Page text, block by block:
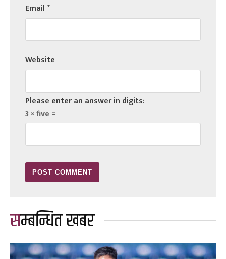
Email*
Website
Please enter an answer in digits:
3 × five =
सम्बन्धित खबर